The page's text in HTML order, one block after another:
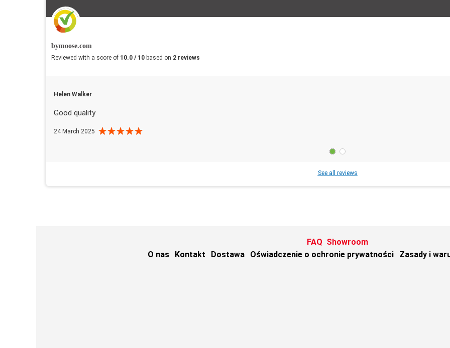
bymoose.com
Reviewed with a score of 10.0 / 10 based on 2 reviews
Helen Walker
Good quality
24 March 2025
See all reviews
FAQ Showroom
O nas
Kontakt Dostawa Oświadczenie o ochronie prywatności Zasady i